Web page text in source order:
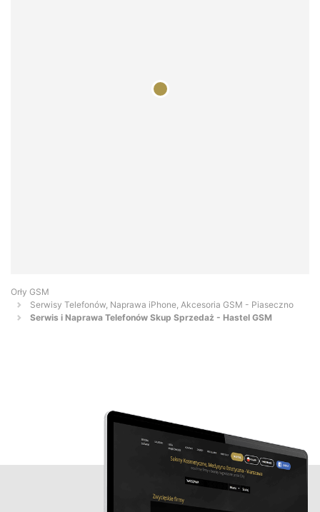
Orły GSM
Serwisy Telefonów, Naprawa iPhone, Akcesoria GSM - Piaseczno
Serwis i Naprawa Telefonów Skup Sprzedaż - Hastel GSM